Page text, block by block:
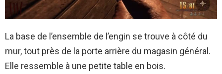
La base de l’ensemble de l’engin se trouve à côté du
mur, tout près de la porte arrière du magasin général.
Elle ressemble à une petite table en bois.